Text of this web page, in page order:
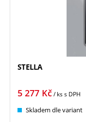
STELLA
5 277 Kč/ kss DPH
Skladem dle variant